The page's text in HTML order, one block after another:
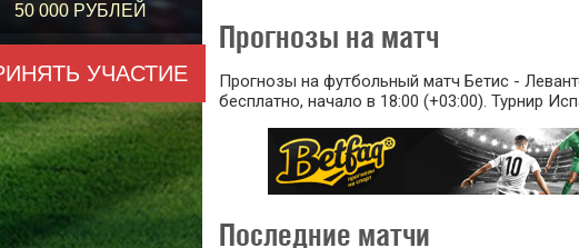
50 000 РУБЛЕЙ
УЧАСТИЕ
Прогнозы на матч
Прогнозы на футбольный матч Бетис -
бесплатно, начало в 18:00 (+03:00). Турнир
Последние матчи